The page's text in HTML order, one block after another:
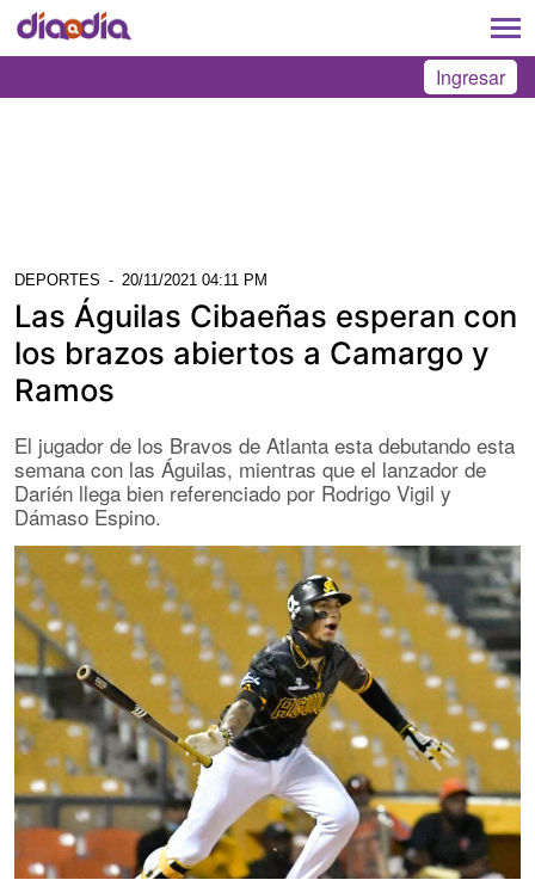
Ingresar
DEPORTES - 20/11/2021 04:11 PM
Las Águilas Cibaeñas esperan con
los brazos abiertos a Camargo y
Ramos
El jugador de los Bravos de Atlanta esta debutando esta
semana con las Águilas, mientras que el lanzador de
Darién llega bien referenciado por Rodrigo Vigil y
Dámaso Espino.